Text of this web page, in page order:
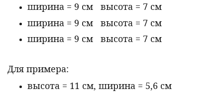
ширина = 9 см высота = 7 см
ширина = 9 см высота = 7 см
ширина = 9 см высота = 7 см
Для примера:
высота = 11 см, ширина = 5,6 см